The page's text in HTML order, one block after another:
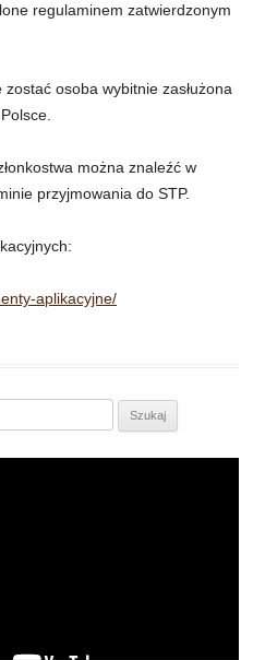
regulaminem zatwierdzonym
osoba wybitnie zasłużona
można znaleźć w
przyjmowania do STP.
aplikacyjne/